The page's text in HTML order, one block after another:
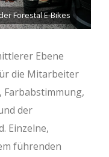
Forestal E-Bikes
Ebene
die Mitarbeiter
der
Einzelne,
führenden